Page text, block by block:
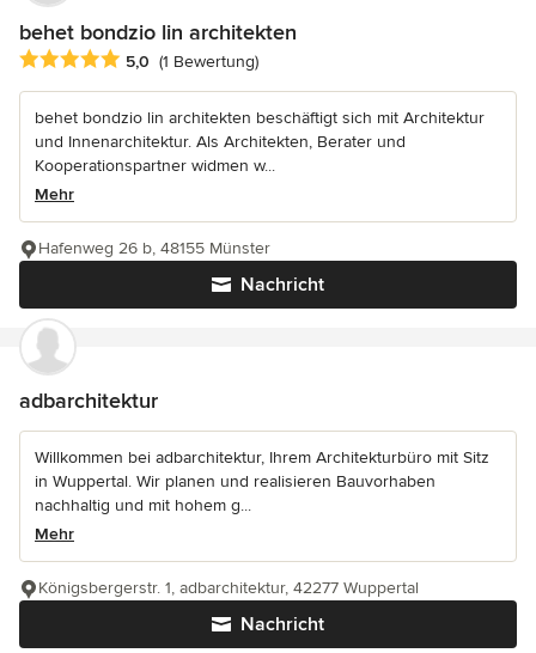
behet bondzio lin architekten
Durchschnittliche Bewertung: 5 von 5 Sternen
5,0 (1 Bewertung)
behet bondzio lin architekten beschäftigt sich mit Architektur
und Innenarchitektur. Als Architekten, Berater und
Kooperationspartner widmen w...
Mehr
Nachricht
Hafenweg 26 b, 48155 Münster
adbarchitektur
Willkommen bei adbarchitektur, Ihrem Architekturbüro mit Sitz
in Wuppertal. Wir planen und realisieren Bauvorhaben
nachhaltig und mit hohem g...
Mehr
Nachricht
Königsbergerstr. 1, adbarchitektur, 42277 Wuppertal